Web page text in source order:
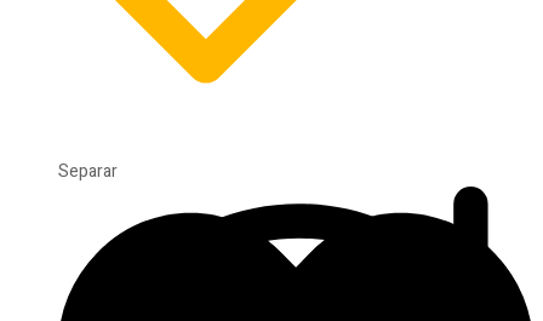
Separar